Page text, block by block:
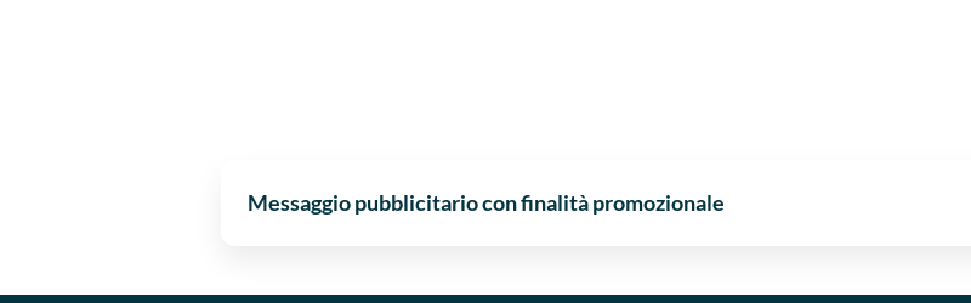
Messaggio pubblicitario con finalità promozionale